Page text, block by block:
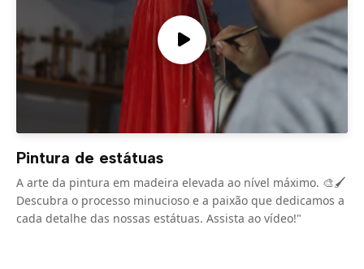
Pintura de estátuas
A arte da pintura em madeira elevada ao nível máximo. 🎨🖌️
Descubra o processo minucioso e a paixão que dedicamos a
cada detalhe das nossas estátuas. Assista ao vídeo!"